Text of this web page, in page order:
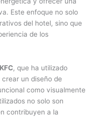
Este enfoque no solo
del hotel, sino que
de los
KFC, que ha utilizado
un diseño de
como visualmente
no solo son
contribuyen a la